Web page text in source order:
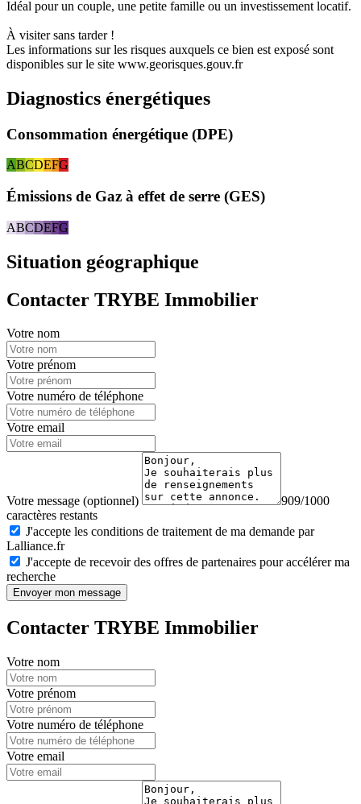
Idéal pour un couple, une petite famille ou un investissement locatif.
À visiter sans tarder !
Les informations sur les risques auxquels ce bien est exposé sont
disponibles sur le site www.georisques.gouv.fr
Diagnostics énergétiques
Consommation énergétique (DPE)
ABCDEFG
Émissions de Gaz à effet de serre (GES)
ABCDEFG
Situation géographique
Contacter TRYBE Immobilier
Votre nom
Votre prénom
Votre numéro de téléphone
Votre email
Votre message (optionnel)
909/1000
caractères restants
J'accepte les conditions de traitement de ma demande par
Lalliance.fr
J'accepte de recevoir des offres de partenaires pour accélérer ma
recherche
Envoyer mon message
Contacter TRYBE Immobilier
Votre nom
Votre prénom
Votre numéro de téléphone
Votre email